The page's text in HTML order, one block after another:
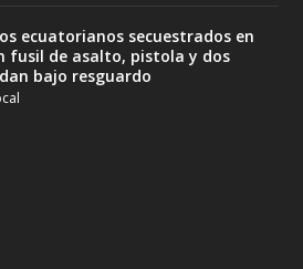
ecuatorianos secuestrados en
fusil de asalto, pistola y dos
bajo resguardo